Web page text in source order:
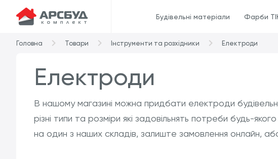
Будівельні матеріали Фарби
Головна Товари Інструменти та розхідники Електроди
Електроди
В нашому магазині можна придбати електроди
різні типи та розміри які задовільнять потреби будь-
на один з наших складів, залиште замовлення онлайн,